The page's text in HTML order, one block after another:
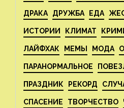
ДРАКА ДРУЖБА ЕДА
ИСТОРИИ КЛИМАТ
ЛАЙФХАК МЕМЫ МОДА
ПАРАНОРМАЛЬНОЕ
ПРАЗДНИК РЕКОРД
СПАСЕНИЕ ТВОРЧЕСТВО